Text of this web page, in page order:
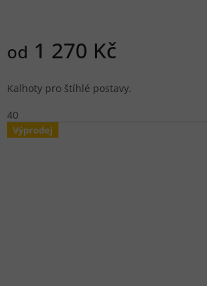
od 1 270 Kč
Kalhoty pro štíhlé postavy.
40
Výprodej